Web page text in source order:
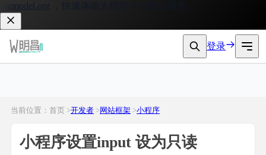
登录
当前位置：首页 >开发者 >网站框架 >小程序
小程序设置input 设为只读